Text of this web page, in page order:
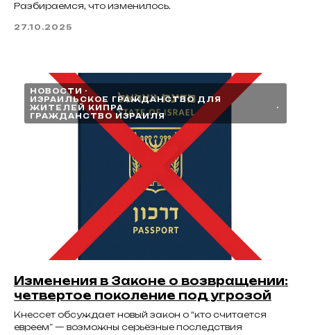
Разбираемся, что изменилось.
27.10.2025
НОВОСТИ
ИЗРАИЛЬСКОЕ ГРАЖДАНСТВО ДЛЯ
ЖИТЕЛЕЙ КИПРА
ГРАЖДАНСТВО ИЗРАИЛЯ
Изменения в Законе о возвращении:
четвертое поколение под угрозой
Кнессет обсуждает новый закон о “кто считается
евреем” — возможны серьёзные последствия